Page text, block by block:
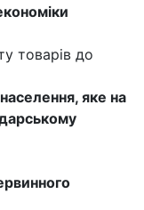
товарів до
яке на